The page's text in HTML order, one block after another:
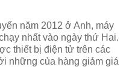
năm 2012 ở Anh, máy
nhất vào ngày thứ Hai.
thiết bị điện tử trên các
những của hàng giảm giá